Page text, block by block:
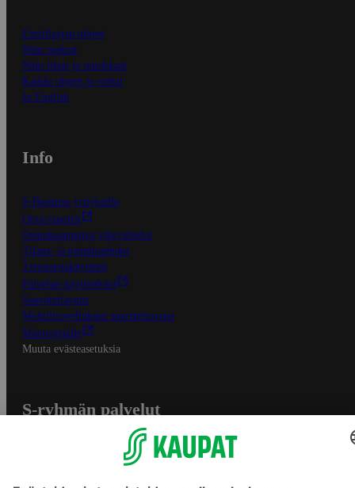
Ensitilaajan ohjeet
Näin maksat
Näin tilaat ja muokkaat
Kaikki ohjeet ja vinkit
In English
Info
S-Business yrityksille
Oiva-raportit
Osuuskauppojen yhteystiedot
Tilaus- ja toimitusehdot
Tietosuojakäytäntö
Palvelun käyttöehdot
Saavutettavuus
Mobiilisovelluksen saavutettavuus
Mainostajalle
Muuta evästeasetuksia
S-ryhmän palvelut